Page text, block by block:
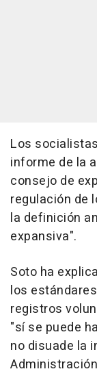
Los
informe de la
consejo de
regulación de
la definición
expansiva".
Soto ha
los
registros
"sí se puede
no disuade la